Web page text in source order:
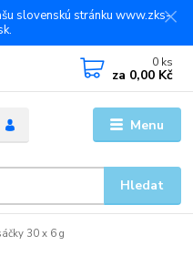
slovenskú stránku www.zks-
Menu
Hledat
0 ks
za 0,00 Kč
30 x 6 g